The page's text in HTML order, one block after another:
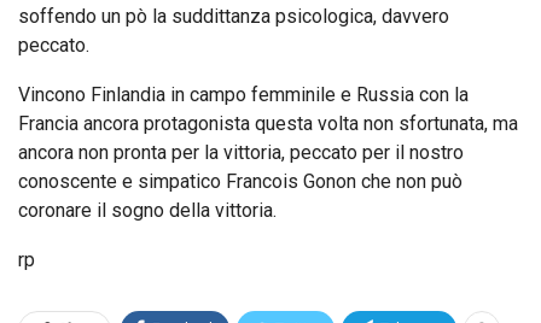
soffendo un pò la suddittanza psicologica, davvero
peccato.
Vincono Finlandia in campo femminile e Russia con la
Francia ancora protagonista questa volta non sfortunata, ma
ancora non pronta per la vittoria, peccato per il nostro
conoscente e simpatico Francois Gonon che non può
coronare il sogno della vittoria.
rp